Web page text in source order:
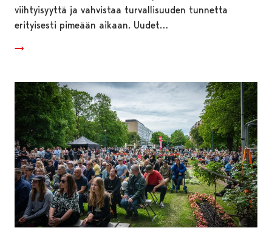
viihtyisyyttä ja vahvistaa turvallisuuden tunnetta
erityisesti pimeään aikaan. Uudet…